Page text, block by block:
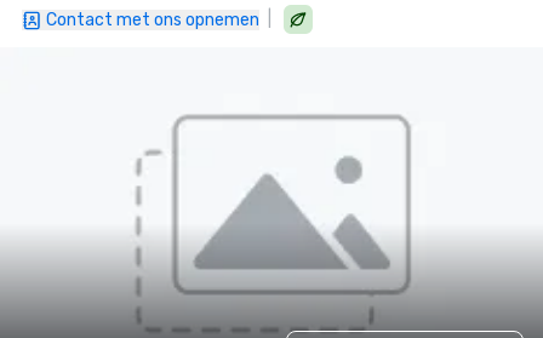
Contact met ons opnemen